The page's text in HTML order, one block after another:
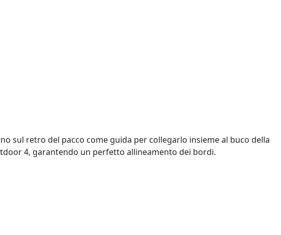
sul retro del pacco come guida per collegarlo insieme al buco della
4, garantendo un perfetto allineamento dei bordi.